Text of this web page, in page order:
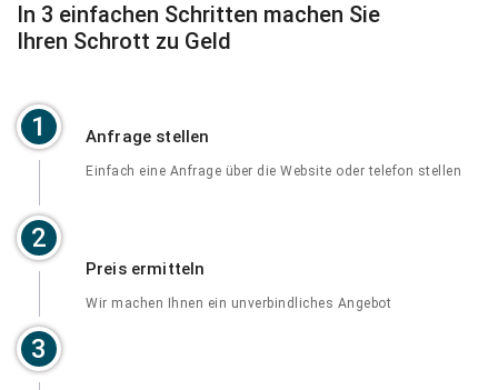
In 3 einfachen Schritten machen Sie
Ihren Schrott zu Geld
1
2
3
Anfrage stellen
Einfach eine Anfrage über die Website oder telefon stellen
Preis ermitteln
Wir machen Ihnen ein unverbindliches Angebot